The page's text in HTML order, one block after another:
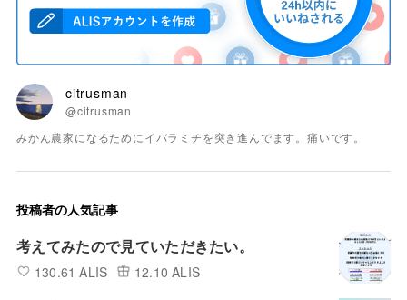
citrusman
@citrusman
みかん農家になるためにイバラミチを突き進んでます。痛いです。
投稿者の人気記事
考えてみたので見ていただきたい。
130.61 ALIS 12.10 ALIS